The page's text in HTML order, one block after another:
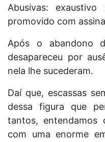
Abusivas:
promovido com
Após o abandono
desapareceu por
nela lhe sucederam.
Daí que, escassas
dessa figura que
tantos, entendamos
com uma enorme